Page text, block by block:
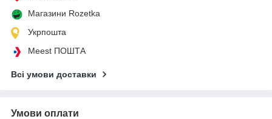
Магазини Rozetka
Укрпошта
Meest ПОШТА
Всі умови доставки
Умови оплати